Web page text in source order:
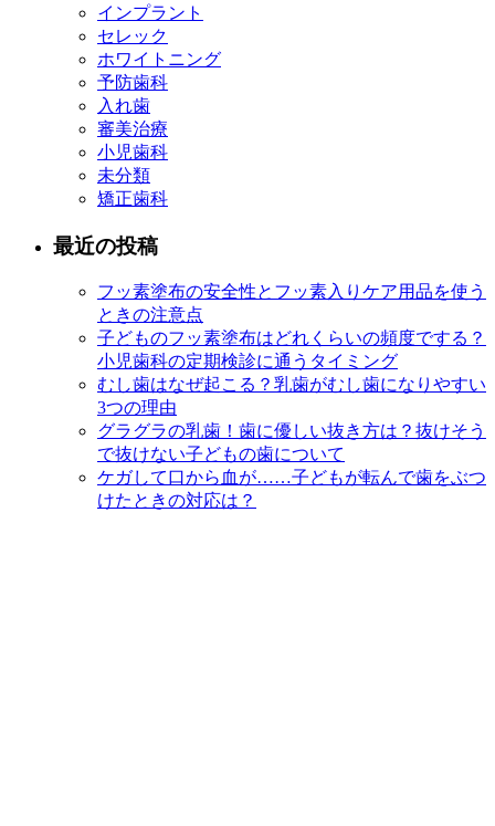
インプラント
セレック
ホワイトニング
予防歯科
入れ歯
審美治療
小児歯科
未分類
矯正歯科
最近の投稿
フッ素塗布の安全性とフッ素入りケア用品を使う
ときの注意点
子どものフッ素塗布はどれくらいの頻度でする？
小児歯科の定期検診に通うタイミング
むし歯はなぜ起こる？乳歯がむし歯になりやすい
3つの理由
グラグラの乳歯！歯に優しい抜き方は？抜けそう
で抜けない子どもの歯について
ケガして口から血が……子どもが転んで歯をぶつ
けたときの対応は？